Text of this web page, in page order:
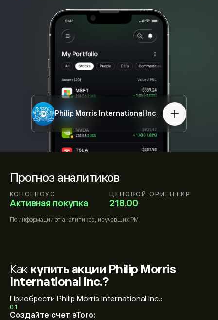
Прогноз аналитиков
КОНСЕНСУС
Активная покупка
ЦЕНОВОЙ ОРИЕНТИР
218.00
По информации от аналитиков, изучавших PM
Philip Morris International Inc.PM
Как купить акции Philip Morris
International Inc.?
Приобрести Philip Morris International Inc.:
01
Создайте счет eToro: